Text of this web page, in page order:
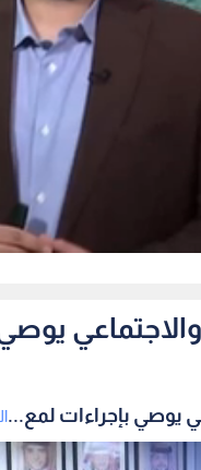
يوصي
يوصي بإجراءات لمع...